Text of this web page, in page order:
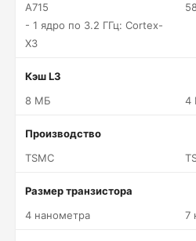
A715
- 1 ядро по 3.2 ГГц: Cortex-
X3
Кэш L3
8 МБ
4
Производство
TSMC
Размер транзистора
4 нанометра
7